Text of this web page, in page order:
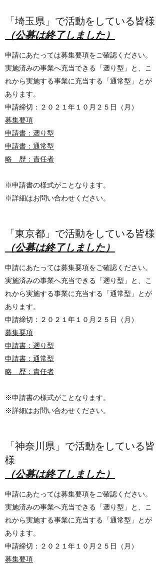
「​​埼玉県」で活動をしている皆様
​（公募は終了しました）
申請にあたっては募集要項をご確認ください。
実施済みの事業へ充当できる「遡り型」と、こ
れから実施する事業に充当する「通常型」とが
あります。
申請締切：２０２１年１０月２５日（月）
募集要項
申請書：遡り型
申請書：通常型
略 歴：責任者
※申請書の様式がことなります。
※詳細はお問い合わせください。
「東京都」で活動をしている皆様
​（公募は終了しました）
申請にあたっては募集要項をご確認ください。
実施済みの事業へ充当できる「遡り型」と、こ
れから実施する事業に充当する「通常型」とが
あります。
申請締切：２０２１年１０月２５日（月）
募集要項
申請書：遡り型
申請書：通常型
略 歴：責任者
※申請書の様式がことなります。
※詳細はお問い合わせください。
​​「神奈川県」で活動をしている皆
様
​（公募は終了しました）
申請にあたっては募集要項をご確認ください。
実施済みの事業へ充当できる「遡り型」と、こ
れから実施する事業に充当する「通常型」とが
あります。
申請締切：２０２１年１０月２５日（月）
募集要項